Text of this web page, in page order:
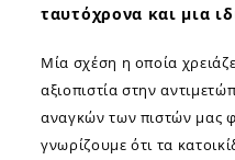
ταυτόχρονα και μια
Μία σχέση η οποία
αξιοπιστία στην
αναγκών των πιστών μας
γνωρίζουμε ότι τα